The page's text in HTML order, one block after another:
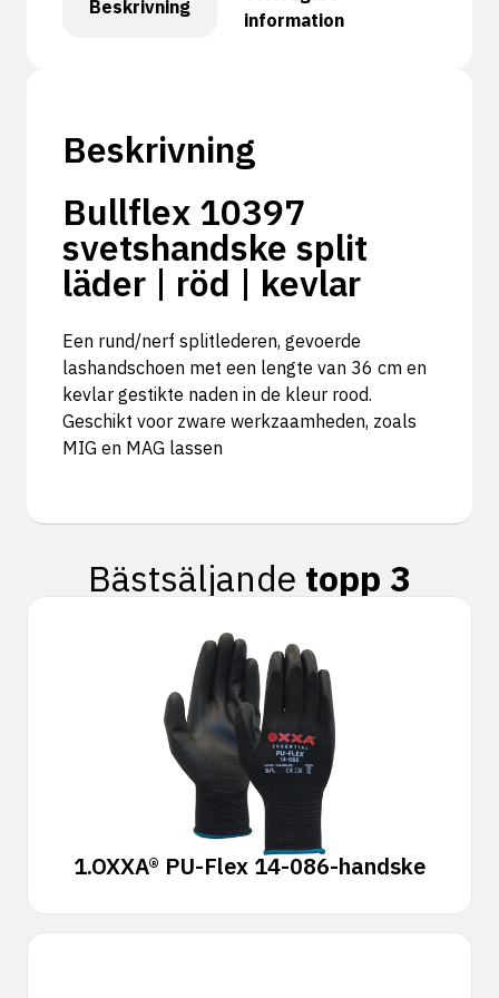
Beskrivning
information
Beskrivning
Bullflex 10397
svetshandske split
läder | röd | kevlar
Een rund/nerf splitlederen, gevoerde
lashandschoen met een lengte van 36 cm en
kevlar gestikte naden in de kleur rood.
Geschikt voor zware werkzaamheden, zoals
MIG en MAG lassen
Bästsäljande topp 3
1.OXXA® PU-Flex 14-086-handske